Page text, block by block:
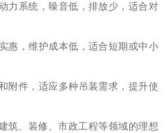
力系统，噪音低，排放少，适合对
惠，维护成本低，适合短期或中小
附件，适应多种吊装需求，提升使
筑、装修、市政工程等领域的理想